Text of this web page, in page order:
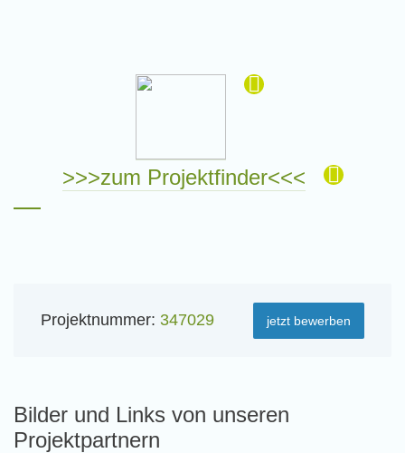
>>>zum Projektfinder<<<
Projektnummer: 347029 jetzt bewerben
Bilder und Links von unseren
Projektpartnern